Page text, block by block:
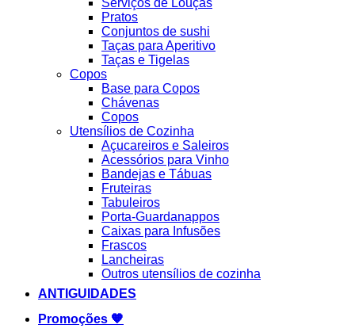
Serviços de Louças
Pratos
Conjuntos de sushi
Taças para Aperitivo
Taças e Tigelas
Copos
Base para Copos
Chávenas
Copos
Utensílios de Cozinha
Açucareiros e Saleiros
Acessórios para Vinho
Bandejas e Tábuas
Fruteiras
Tabuleiros
Porta-Guardanappos
Caixas para Infusões
Frascos
Lancheiras
Outros utensílios de cozinha
ANTIGUIDADES
Promoções 🧡